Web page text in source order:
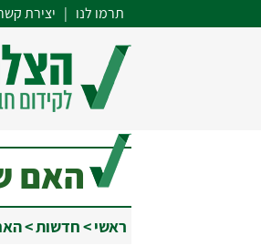
תרמו לנו | יצירת
האם
ראשי>חדשות>